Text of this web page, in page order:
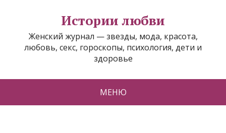
Истории любви
Женский журнал — звезды, мода, красота,
любовь, секс, гороскопы, психология, дети и
здоровье
МЕНЮ